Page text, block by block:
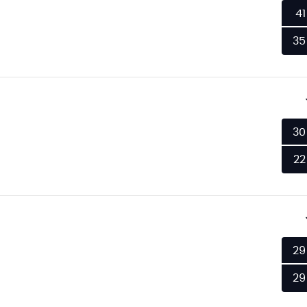
41
35
30
22
29
29